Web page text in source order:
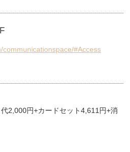
communicationspace/#Access
2,000円+カードセット4,611円+消